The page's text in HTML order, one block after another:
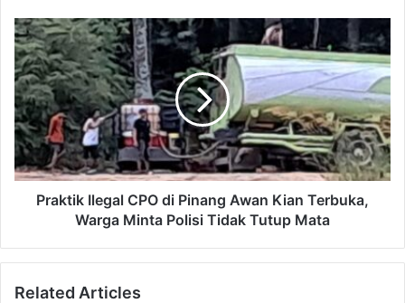
Praktik Ilegal CPO di Pinang Awan Kian Terbuka,
Warga Minta Polisi Tidak Tutup Mata
Related Articles